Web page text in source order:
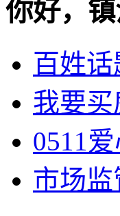
你好，镇
百姓话
我要买
0511
市场监